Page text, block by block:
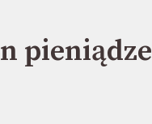
pieniądze